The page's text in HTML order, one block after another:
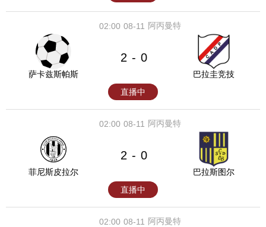
08-11
02:00 阿丙曼特
萨卡兹斯帕斯
2 - 0
巴拉圭竞技
直播中
08-11
02:00 阿丙曼特
菲尼斯皮拉尔
2 - 0
巴拉斯图尔
直播中
08-11
02:00 阿丙曼特